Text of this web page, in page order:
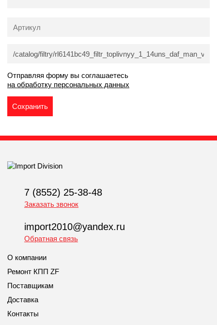
Отправляя форму вы соглашаетесь
на обработку персональных данных
7 (8552) 25-38-48
Заказать звонок
import2010@yandex.ru
Обратная связь
О компании
Ремонт КПП ZF
Поставщикам
Доставка
Контакты